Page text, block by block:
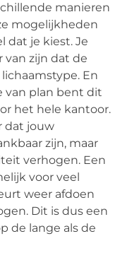
manieren
mogelijkheden
dat je kiest. Je
van zijn dat de
En
van plan bent dit
het hele kantoor.
dat jouw
zijn, maar
verhogen. Een
voor veel
weer afdoen
Dit is dus een
de lange als de